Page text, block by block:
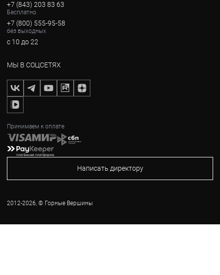
+7 (843) 203 83 63
Бесплатно
+7 (800) 555-95-58
без выходных
с 10 до 22
МЫ В СОЦСЕТЯХ
Принимаем к оплате
Написать директору
2012-2026, © Горные Вершины